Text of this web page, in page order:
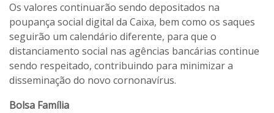
Os valores continuarão sendo depositados na
poupança social digital da Caixa, bem como os saques
seguirão um calendário diferente, para que o
distanciamento social nas agências bancárias continue
sendo respeitado, contribuindo para minimizar a
disseminação do novo cornonavírus.
Bolsa Família